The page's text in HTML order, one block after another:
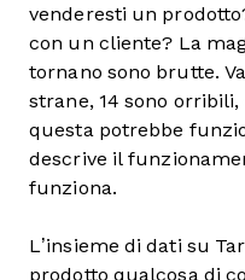
venderesti un
con un cliente? La
tornano sono brutte.
strane, 14 sono
questa potrebbe
descrive il
funziona.
L’insieme di dati su
prodotto qualcosa di